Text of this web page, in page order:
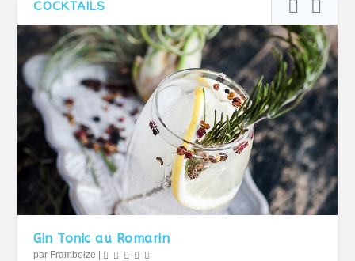
COCKTAILS
Gin Tonic au Romarin
par Framboize |